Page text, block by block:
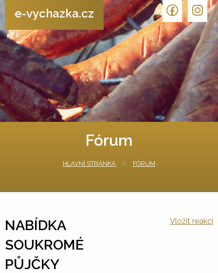
e-vychazka.cz
Fórum
HLAVNÍ STRÁNKA FÓRUM
NABÍDKA
SOUKROMÉ
PŮJČKY
Vložit reakci